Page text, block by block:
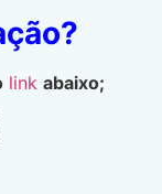
link abaixo;